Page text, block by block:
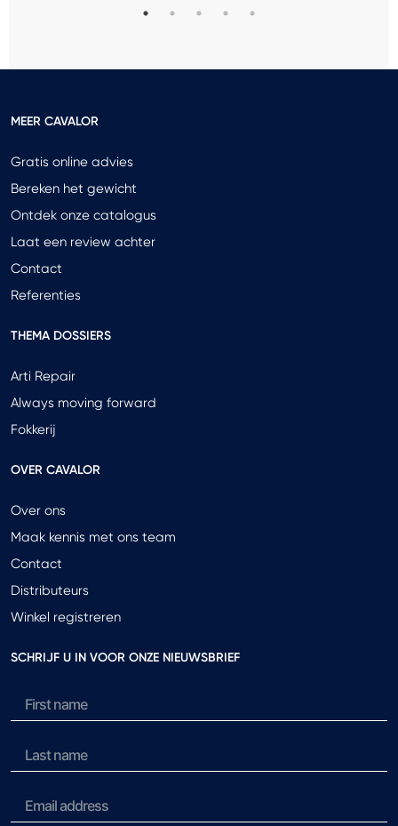
MEER CAVALOR
Gratis online advies
Bereken het gewicht
Ontdek onze catalogus
Laat een review achter
Contact
Referenties
THEMA DOSSIERS
Arti Repair
Always moving forward
Fokkerij
OVER CAVALOR
Over ons
Maak kennis met ons team
Contact
Distributeurs
Winkel registreren
SCHRIJF U IN VOOR ONZE NIEUWSBRIEF